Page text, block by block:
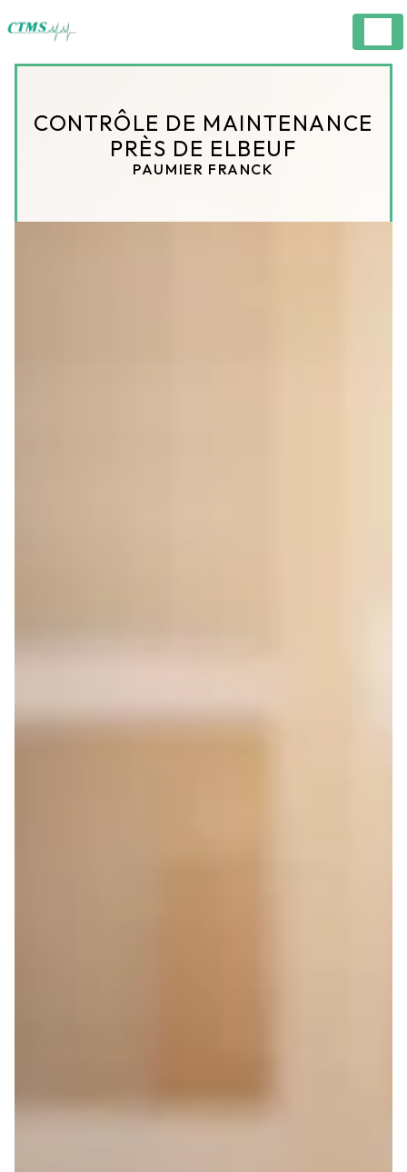
CONTRÔLE DE MAINTENANCE
PRÈS DE ELBEUF
PAUMIER FRANCK